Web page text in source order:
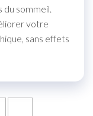
du sommeil.
votre
sans effets